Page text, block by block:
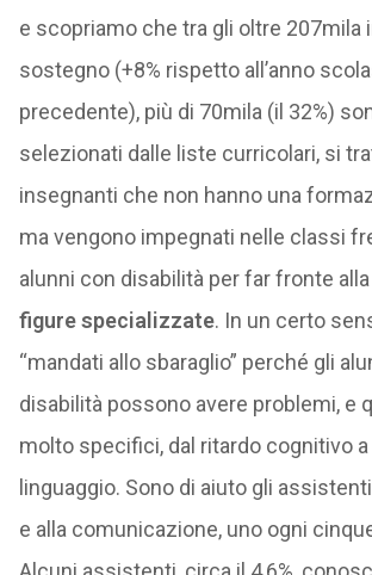
e scopriamo che tra gli oltre 207mila
sostegno (+8% rispetto all’anno
precedente), più di 70mila (il 32%)
selezionati dalle liste curricolari, si
insegnanti che non hanno una
ma vengono impegnati nelle classi
alunni con disabilità per far fronte alla
figure specializzate. In un certo
“mandati allo sbaraglio” perché gli
disabilità possono avere problemi, e
molto specifici, dal ritardo cognitivo a
linguaggio. Sono di aiuto gli
e alla comunicazione, uno ogni